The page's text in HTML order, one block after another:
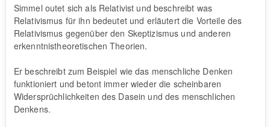
Simmel outet sich als Relativist und beschreibt was
Relativismus für ihn bedeutet und erläutert die Vorteile des
Relativismus gegenüber den Skeptizismus und anderen
erkenntnistheoretischen Theorien.
Er beschreibt zum Beispiel wie das menschliche Denken
funktioniert und betont immer wieder die scheinbaren
Widersprüchlichkeiten des Dasein und des menschlichen
Denkens.